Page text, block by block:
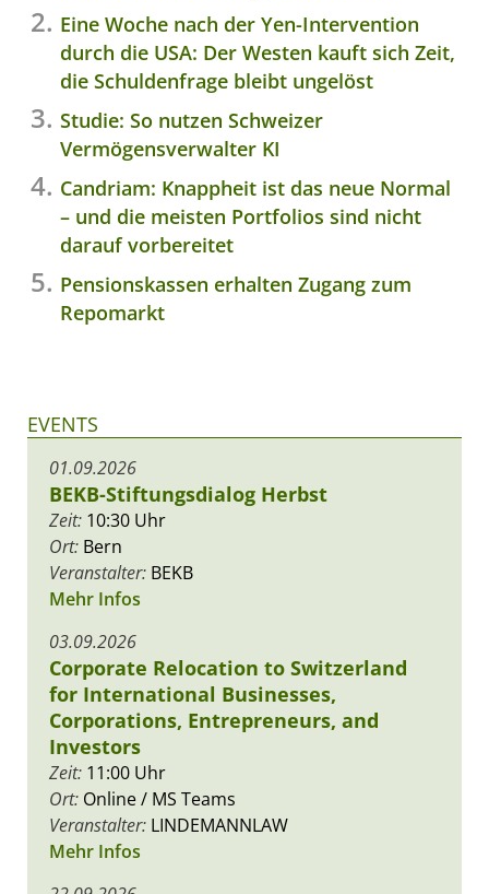
Eine Woche nach der Yen-Intervention
durch die USA: Der Westen kauft sich Zeit,
die Schuldenfrage bleibt ungelöst
Studie: So nutzen Schweizer
Vermögensverwalter KI
Candriam: Knappheit ist das neue Normal
– und die meisten Portfolios sind nicht
darauf vorbereitet
Pensionskassen erhalten Zugang zum
Repomarkt
EVENTS
01.09.2026
BEKB-Stiftungsdialog Herbst
Zeit: 10:30 Uhr
Ort: Bern
Veranstalter: BEKB
Mehr Infos
03.09.2026
Corporate Relocation to Switzerland
for International Businesses,
Corporations, Entrepreneurs, and
Investors
Zeit: 11:00 Uhr
Ort: Online / MS Teams
Veranstalter: LINDEMANNLAW
Mehr Infos